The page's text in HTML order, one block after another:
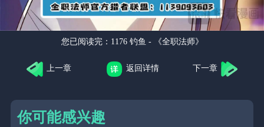
您已阅读完： 1176 钓鱼 - 《全职法师》
上一章 返回详情 下一章
你可能感兴趣